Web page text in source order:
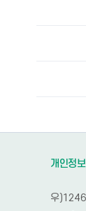
개인정
우